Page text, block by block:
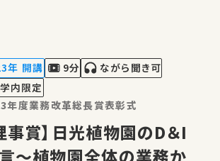
アが、ほかの誰かの学びに繋がる
しれません。 お気に…
年 開講 9分
ながら聞き可
学内限定
年度業務改革総長賞表彰式
事賞】日光植物園のD＆I
～植物園全体の業務か